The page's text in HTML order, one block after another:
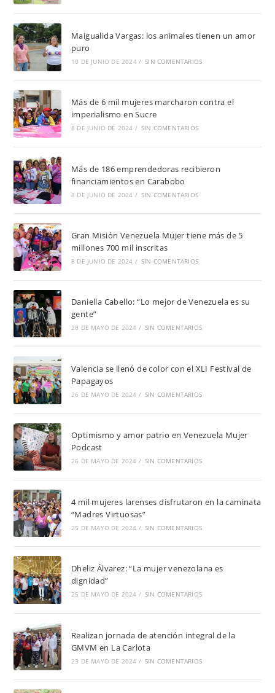
Maigualida Vargas: los animales tienen un amor
puro
10 DE JUNIO DE 2024 / SIN COMENTARIOS
Más de 6 mil mujeres marcharon contra el
imperialismo en Sucre
8 DE JUNIO DE 2024 / SIN COMENTARIOS
Más de 186 emprendedoras recibieron
financiamientos en Carabobo
8 DE JUNIO DE 2024 / SIN COMENTARIOS
Gran Misión Venezuela Mujer tiene más de 5
millones 700 mil inscritas
8 DE JUNIO DE 2024 / SIN COMENTARIOS
Daniella Cabello: “Lo mejor de Venezuela es su
gente”
28 DE MAYO DE 2024 / SIN COMENTARIOS
Valencia se llenó de color con el XLI Festival de
Papagayos
26 DE MAYO DE 2024 / SIN COMENTARIOS
Optimismo y amor patrio en Venezuela Mujer
Podcast
26 DE MAYO DE 2024 / SIN COMENTARIOS
4 mil mujeres larenses disfrutaron en la caminata
“Madres Virtuosas”
25 DE MAYO DE 2024 / SIN COMENTARIOS
Dheliz Álvarez: “La mujer venezolana es
dignidad”
25 DE MAYO DE 2024 / SIN COMENTARIOS
Realizan jornada de atención integral de la
GMVM en La Carlota
23 DE MAYO DE 2024 / SIN COMENTARIOS